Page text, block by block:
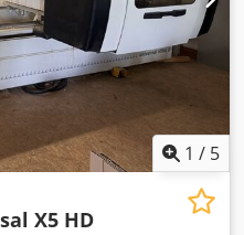
1 / 5
X5 HD